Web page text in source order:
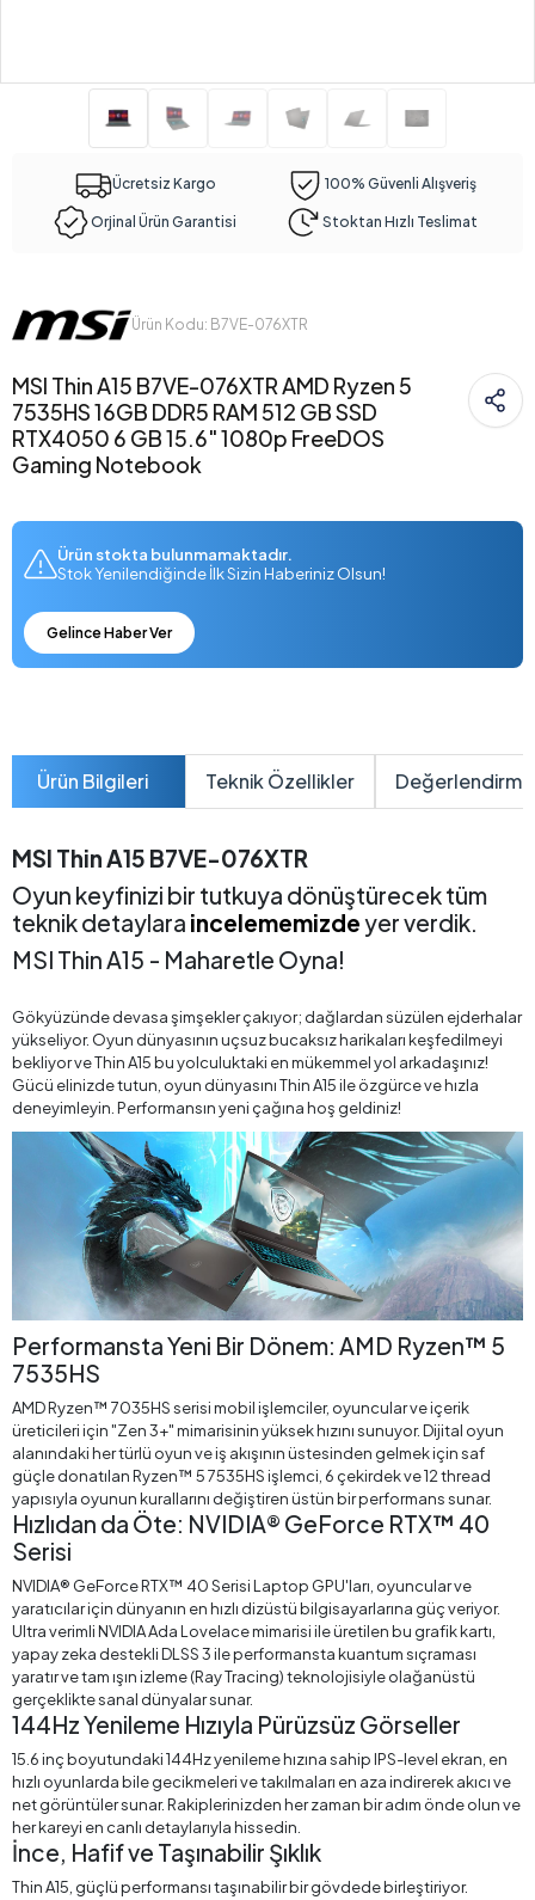
Ücretsiz Kargo 100% Güvenli Alışveriş
Orjinal Ürün Garantisi Stoktan Hızlı Teslimat
Ürün Kodu: B7VE-076XTR
MSI Thin A15 B7VE-076XTR AMD Ryzen 5
7535HS 16GB DDR5 RAM 512 GB SSD
RTX4050 6 GB 15.6" 1080p FreeDOS
Gaming Notebook
Ürün stokta bulunmamaktadır.
Stok Yenilendiğinde İlk Sizin Haberiniz Olsun!
Gelince Haber Ver
Ürün Bilgileri Teknik Özellikler
MSI Thin A15 B7VE-076XTR
Oyun keyfinizi bir tutkuya dönüştürecek tüm
teknik detaylara incelememizdeyer verdik.
MSI Thin A15 - Maharetle Oyna!
Gökyüzünde devasa şimşekler çakıyor; dağlardan süzülen ejderhalar
yükseliyor. Oyun dünyasının uçsuz bucaksız harikaları keşfedilmeyi
bekliyor ve Thin A15 bu yolculuktaki en mükemmel yol arkadaşınız!
Gücü elinizde tutun, oyun dünyasını Thin A15 ile özgürce ve hızla
deneyimleyin. Performansın yeni çağına hoş geldiniz!
Performansta Yeni Bir Dönem: AMD Ryzen™ 5
7535HS
AMD Ryzen™ 7035HS serisi mobil işlemciler, oyuncular ve içerik
üreticileri için "Zen 3+" mimarisinin yüksek hızını sunuyor. Dijital oyun
alanındaki her türlü oyun ve iş akışının üstesinden gelmek için saf
güçle donatılan Ryzen™ 5 7535HS işlemci, 6 çekirdek ve 12 thread
yapısıyla oyunun kurallarını değiştiren üstün bir performans sunar.
Hızlıdan da Öte: NVIDIA® GeForce RTX™ 40
Serisi
NVIDIA® GeForce RTX™ 40 Serisi Laptop GPU'ları, oyuncular ve
yaratıcılar için dünyanın en hızlı dizüstü bilgisayarlarına güç veriyor.
Ultra verimli NVIDIA Ada Lovelace mimarisi ile üretilen bu grafik kartı,
yapay zeka destekli DLSS 3 ile performansta kuantum sıçraması
yaratır ve tam ışın izleme (Ray Tracing) teknolojisiyle olağanüstü
gerçeklikte sanal dünyalar sunar.
144Hz Yenileme Hızıyla Pürüzsüz Görseller
15.6 inç boyutundaki 144Hz yenileme hızına sahip IPS-level ekran, en
hızlı oyunlarda bile gecikmeleri ve takılmaları en aza indirerek akıcı ve
net görüntüler sunar. Rakiplerinizden her zaman bir adım önde olun ve
her kareyi en canlı detaylarıyla hissedin.
İnce, Hafif ve Taşınabilir Şıklık
Thin A15, güçlü performansı taşınabilir bir gövdede birleştiriyor.